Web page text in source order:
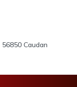
56850 Caudan